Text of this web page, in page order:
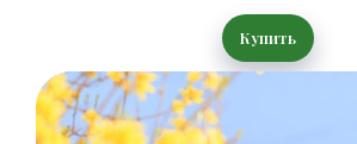
Купить